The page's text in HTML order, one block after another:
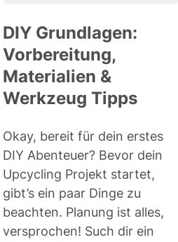
DIY Grundlagen:
Vorbereitung,
Materialien &
Werkzeug Tipps
Okay, bereit für dein erstes
DIY Abenteuer? Bevor dein
Upcycling Projekt startet,
gibt’s ein paar Dinge zu
beachten. Planung ist alles,
versprochen! Such dir ein